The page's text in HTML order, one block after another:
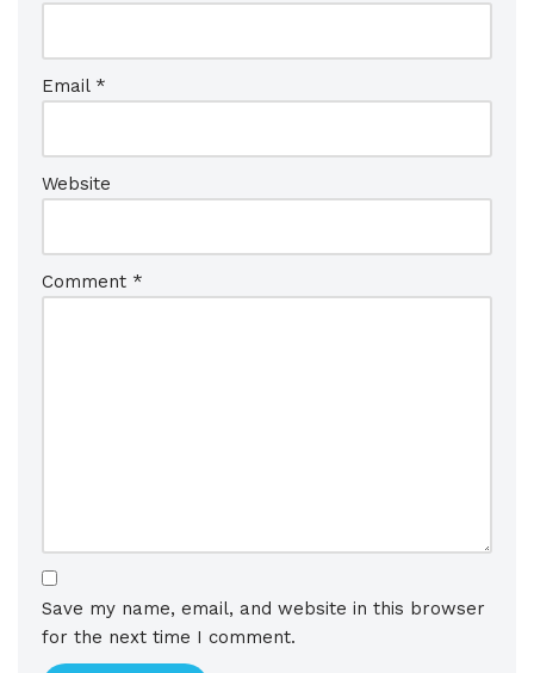
Email *
Website
Comment *
Save my name, email, and website in this browser
for the next time I comment.